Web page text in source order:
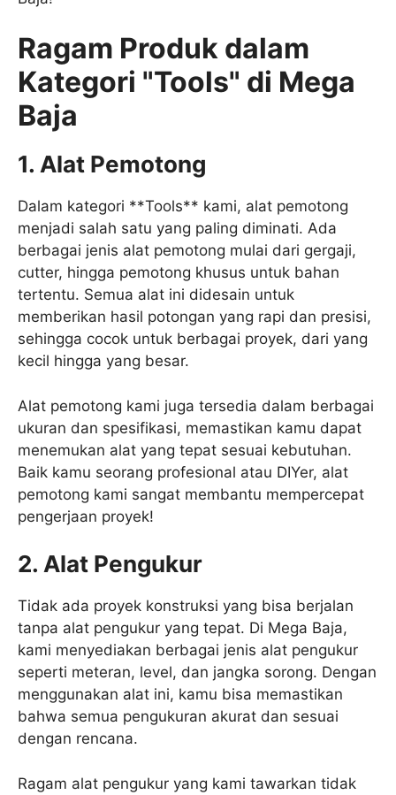
Ragam Produk dalam
Kategori "Tools" di Mega
Baja
1. Alat Pemotong
Dalam kategori **Tools** kami, alat pemotong
menjadi salah satu yang paling diminati. Ada
berbagai jenis alat pemotong mulai dari gergaji,
cutter, hingga pemotong khusus untuk bahan
tertentu. Semua alat ini didesain untuk
memberikan hasil potongan yang rapi dan presisi,
sehingga cocok untuk berbagai proyek, dari yang
kecil hingga yang besar.
Alat pemotong kami juga tersedia dalam berbagai
ukuran dan spesifikasi, memastikan kamu dapat
menemukan alat yang tepat sesuai kebutuhan.
Baik kamu seorang profesional atau DIYer, alat
pemotong kami sangat membantu mempercepat
pengerjaan proyek!
2. Alat Pengukur
Tidak ada proyek konstruksi yang bisa berjalan
tanpa alat pengukur yang tepat. Di Mega Baja,
kami menyediakan berbagai jenis alat pengukur
seperti meteran, level, dan jangka sorong. Dengan
menggunakan alat ini, kamu bisa memastikan
bahwa semua pengukuran akurat dan sesuai
dengan rencana.
Ragam alat pengukur yang kami tawarkan tidak